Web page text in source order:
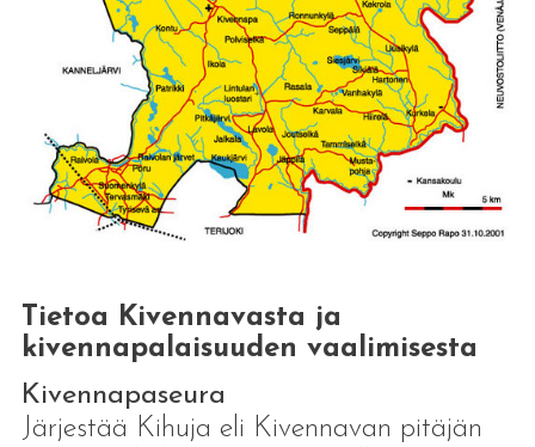
Tietoa Kivennavasta ja
kivennapalaisuuden vaalimisesta
Kivennapaseura
Järjestää Kihuja eli Kivennavan pitäjän